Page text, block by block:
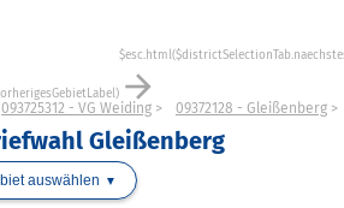
arrow_forward
093725312 - VG Weiding 09372128 - Gleißenberg
Gleißenberg
auswählen